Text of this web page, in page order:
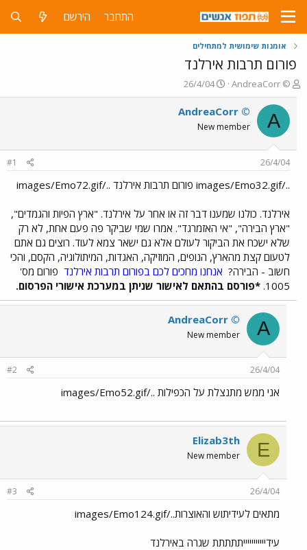
התחבר הירשם
אומנות שימושית למתחילים
פורום תרבות אירלנד
פ
ו
ת
ח
ה
ש
AndreaCorr ©
פ
ו
ר
ם
ר
י
26/4/04
A
AndreaCorr ©
New member
26/4/04
#1
../images/Emo32.gif פורום תרבות אירלנד ../images/Emo72.gif
אירלנד. כולנו שמענו דבר זה או אחר על אירלנד. "ארץ הפיות והגמדים",
"ארץ הבירה", "אי האזמרגד". אמרו שמי שביקר פה פעם אחת, לא רק
שלא ישכח את הביקור לעולם אלא גם ישאר צמא לעוד. רוצים גם אתם
לטעום קצת מהארץ, הנופים, המוזיקה, האגדות, המיתולוגיה, הקסם, והכי
חשוב - הבירה? אנחנו מחכים לכם בפורום תרבות אירלנד פורום מס'
1005. *פורסם בהתאם לאישור שניתן במערכת אישורי הפרסום.
A
AndreaCorr ©
New member
26/4/04
#2
אני ממש מתנצלת על הכפילות ../images/Emo52.gif
E
Elizab3th
New member
26/4/04
#3
מתאים לעידיתוש והאוצרות../images/Emo124.gif
עידיייייייייייתתתתת שגרה באירלנד